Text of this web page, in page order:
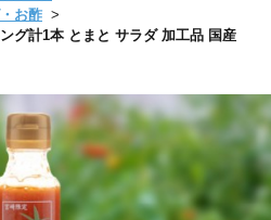
お酢
グ計1本 とまと サラダ 加工品 国産